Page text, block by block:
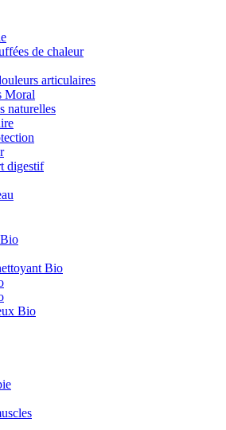
de chaleur
articulaires
Moral
naturelles
digestif
Bio
Bio